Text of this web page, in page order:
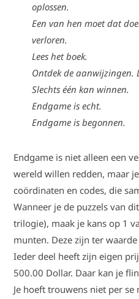
oplossen.
Een van hen moet dat
verloren.
Lees het boek.
Ontdek de aanwijzingen.
Slechts één kan winnen.
Endgame is echt.
Endgame is begonnen.
Endgame is niet alleen een
wereld willen redden, maar
coördinaten en codes, die
Wanneer je de puzzels van
trilogie), maak je kans op 1
munten. Deze zijn ter
Ieder deel heeft zijn eigen
500.00 Dollar. Daar kan je
Je hoeft trouwens niet per